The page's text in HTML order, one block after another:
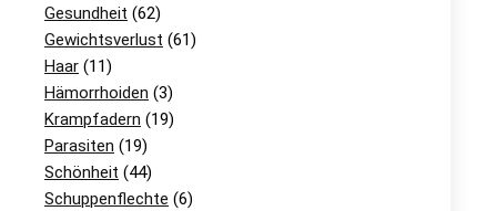
Gesundheit (62)
Gewichtsverlust (61)
Haar (11)
Hämorrhoiden (3)
Krampfadern (19)
Parasiten (19)
Schönheit (44)
Schuppenflechte (6)